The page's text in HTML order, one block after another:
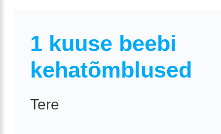
1 kuuse beebi
kehatõmblused
Tere